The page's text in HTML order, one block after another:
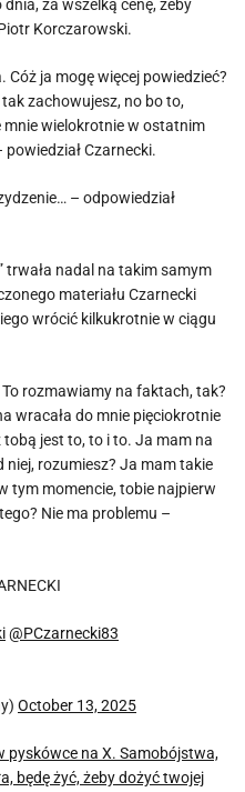
za wszelką cenę, żeby
Korczarowski.
Cóż ja mogę więcej powiedzieć?
zachowujesz, no bo to,
wielokrotnie w ostatnim
Czarnecki.
– odpowiedział
trwała nadal na takim samym
materiału Czarnecki
wrócić kilkukrotnie w ciągu
rozmawiamy na faktach, tak?
wracała do mnie pięciokrotnie
tobą jest to, to i to. Ja mam na
rozumiesz? Ja mam takie
tym momencie, tobie najpierw
Nie ma problemu –
@PCzarnecki83
October 13, 2025
pyskówce na X. Samobójstwa,
będę żyć, żeby dożyć twojej